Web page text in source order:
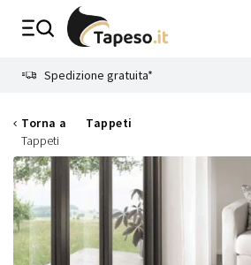
Spedizione gratuita*
Torna a
Tappeti
Tappeti